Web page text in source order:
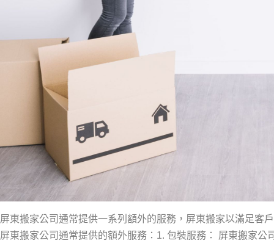
屏東搬家公司通常提供一系列額外的服務，屏東搬家以滿足客
屏東搬家公司通常提供的額外服務：1. 包裝服務： 屏東搬家